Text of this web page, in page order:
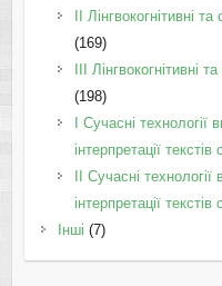
IІ Лінгвокогнітивні
(169)
IІI Лінгвокогнітивні
(198)
I Cучасні
інтерпретації текстів
II Cучасні
інтерпретації текстів
Інші (7)